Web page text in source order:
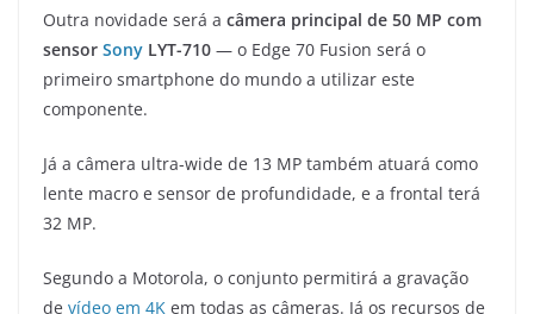
Outra novidade será a câmera principal de 50 MP com
sensor Sony LYT-710 — o Edge 70 Fusion será o
primeiro smartphone do mundo a utilizar este
componente.
Já a câmera ultra-wide de 13 MP também atuará como
lente macro e sensor de profundidade, e a frontal terá
32 MP.
Segundo a Motorola, o conjunto permitirá a gravação
de vídeo em 4K em todas as câmeras. Já os recursos de